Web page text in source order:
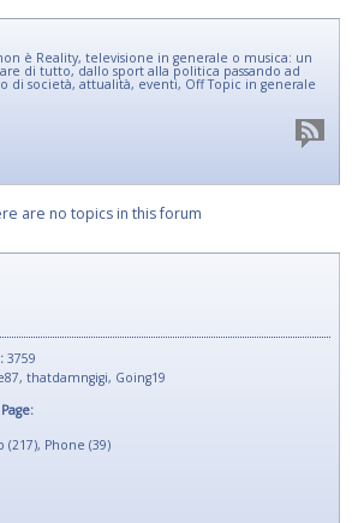
è Reality, televisione in generale o musica: un
di tutto, dallo sport alla politica passando ad
di società, attualità, eventi, Off Topic in generale
are no topics in this forum
3759
, thatdamngigi, Going19
(217), Phone (39)